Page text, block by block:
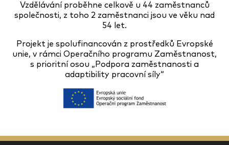
Vzdělávání proběhne celkově u 44 zaměstnanců
společnosti, z toho 2 zaměstnanci jsou ve věku nad
54 let.
Projekt je spolufinancován z prostředků Evropské
unie, v rámci Operačního programu Zaměstnanost,
s prioritní osou „Podpora zaměstnanosti a
adaptibility pracovní síly“